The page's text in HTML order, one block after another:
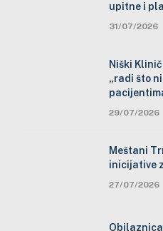
upitne i
31/07/2026
Niški
„radi što
29/07/2026
Meštani
inicijative
27/07/2026